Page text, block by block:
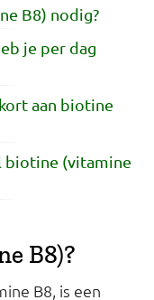
B8) nodig?
je per dag
aan biotine
biotine (vitamine
B8)?
B8, is een